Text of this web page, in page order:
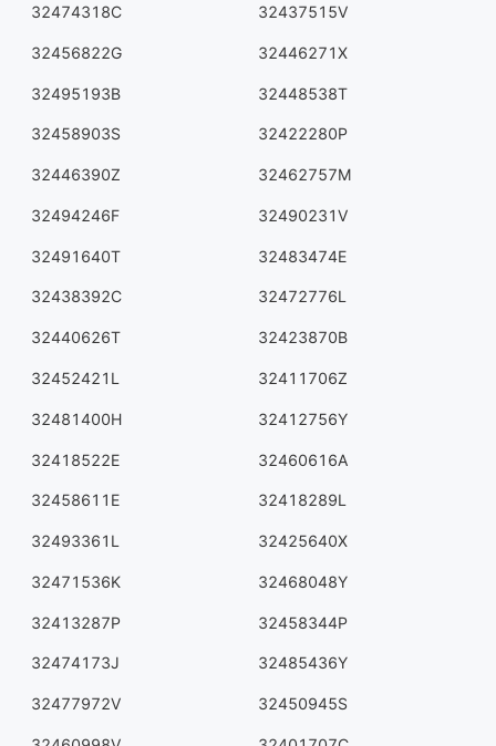
32474318C 32437515V
32456822G 32446271X
32495193B 32448538T
32458903S 32422280P
32446390Z 32462757M
32494246F 32490231V
32491640T 32483474E
32438392C 32472776L
32440626T 32423870B
32452421L 32411706Z
32481400H 32412756Y
32418522E 32460616A
32458611E 32418289L
32493361L 32425640X
32471536K 32468048Y
32413287P 32458344P
32474173J 32485436Y
32477972V 32450945S